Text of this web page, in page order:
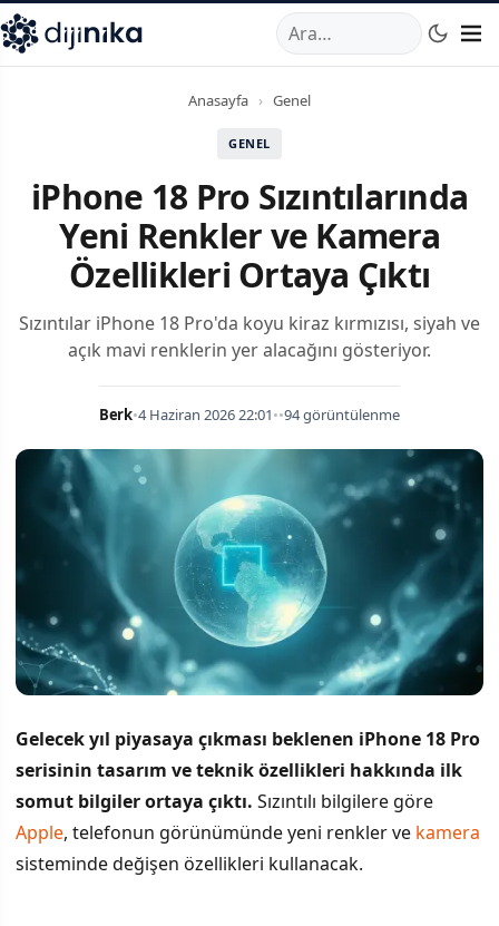
,Marmara Mahallesi,Beylikdüzü34520TRTelefon:0850
Anasayfa › Genel
GENEL
iPhone 18 Pro Sızıntılarında
Yeni Renkler ve Kamera
Özellikleri Ortaya Çıktı
Sızıntılar iPhone 18 Pro'da koyu kiraz kırmızısı, siyah ve
açık mavi renklerin yer alacağını gösteriyor.
Berk•4 Haziran 2026 22:01••94 görüntülenme
Gelecek yıl piyasaya çıkması beklenen iPhone 18 Pro
serisinin tasarım ve teknik özellikleri hakkında ilk
somut bilgiler ortaya çıktı. Sızıntılı bilgilere göre
Apple, telefonun görünümünde yeni renkler ve kamera
sisteminde değişen özellikleri kullanacak.